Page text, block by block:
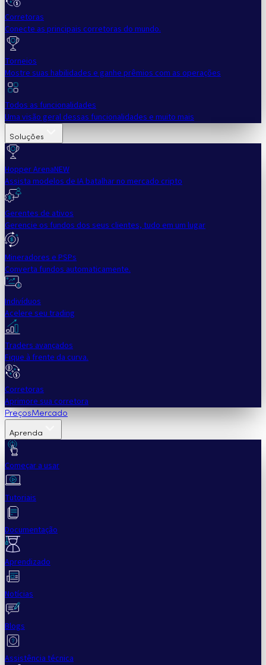
Corretoras
Conecte as principais corretoras do mundo.
Torneios
Mostre suas habilidades e ganhe prêmios com as operações
Todos as funcionalidades
Uma visão geral dessas funcionalidades e muito mais
Soluções
Hopper ArenaNEW
Assista modelos de IA batalhar no mercado cripto
Gerentes de ativos
Gerencie os fundos dos seus clientes, tudo em um lugar
Mineradores e PSPs
Converta fundos automaticamente.
Indivíduos
Acelere seu trading
Traders avançados
Fique à frente da curva.
Corretoras
Aprimore sua corretora
PreçosMercado
Aprenda
Começar a usar
Tutoriais
Documentação
Aprendizado
Notícias
Blogs
Assistência técnica